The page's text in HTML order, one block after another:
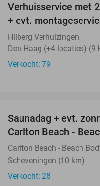
Verhuisservice met
+ evt.
Hilberg Verhuizingen
Den Haag (+4 locaties) (9
Verkocht: 79
Saunadag + evt.
Carlton Beach -
Carlton Beach - Beach
Scheveningen (10 km)
Verkocht: 28